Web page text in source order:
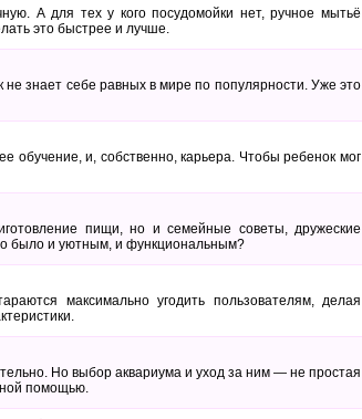
А для тех у кого посудомойки нет, ручное мытьё
это быстрее и лучше.
знает себе равных в мире по популярности. Уже это
и, собственно, карьера. Чтобы ребенок мог
пищи, но и семейные советы, дружеские
было и уютным, и функциональным?
максимально угодить пользователям, делая
Но выбор аквариума и уход за ним — не простая
помощью.